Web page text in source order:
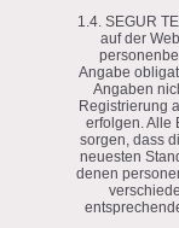
1.4. SEGUR
auf der
Angabe
Angaben
Registrierung
erfolgen. Alle
sorgen, dass
neuesten
denen